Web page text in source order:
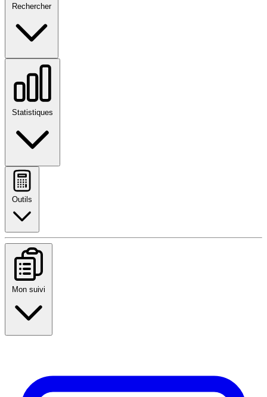
Rechercher
Statistiques
Outils
Mon suivi